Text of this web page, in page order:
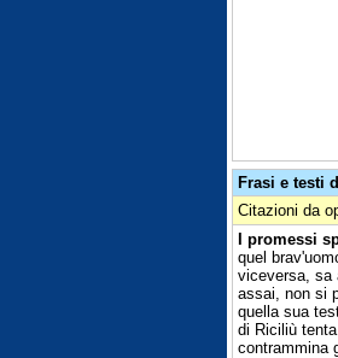
Frasi e testi
Citazioni da
I promessi
quel
viceversa, sa
assai, non si
quella sua
di Riciliù
contrammina